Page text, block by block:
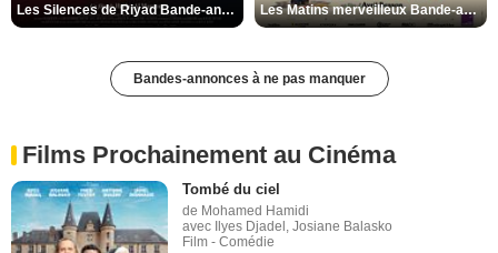
Les Silences de Riyad Bande-annonce VO STFR Les Matins merveilleux Bande-annonce VF
Bandes-annonces à ne pas manquer
Films Prochainement au Cinéma
Tombé du ciel
de Mohamed Hamidi
avec Ilyes Djadel, Josiane Balasko
Film - Comédie